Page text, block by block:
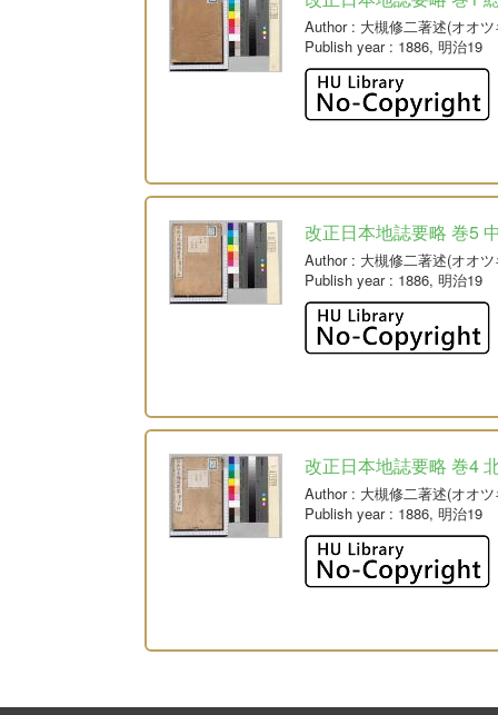
Author: 大槻修二著述(オオ
Publish year: 1886, 明治19
改正日本地誌要略 巻5
Author: 大槻修二著述(オオ
Publish year: 1886, 明治19
改正日本地誌要略 巻4
Author: 大槻修二著述(オオ
Publish year: 1886, 明治19